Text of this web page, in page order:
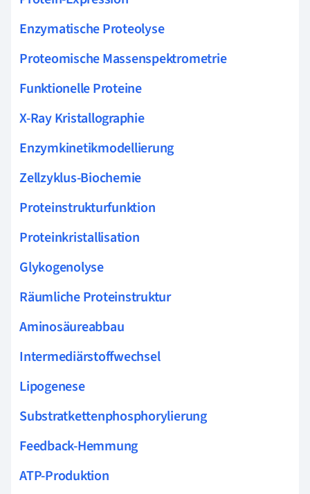
Enzymatische Proteolyse
Proteomische Massenspektrometrie
Funktionelle Proteine
X-Ray Kristallographie
Enzymkinetikmodellierung
Zellzyklus-Biochemie
Proteinstrukturfunktion
Proteinkristallisation
Glykogenolyse
Räumliche Proteinstruktur
Aminosäureabbau
Intermediärstoffwechsel
Lipogenese
Substratkettenphosphorylierung
Feedback-Hemmung
ATP-Produktion